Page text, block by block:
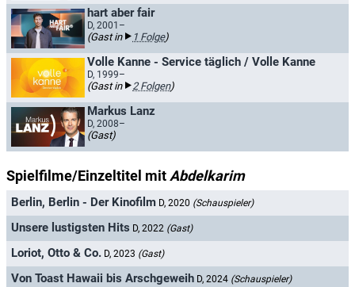
hart aber fair
D, 2001–
(Gast in 1 Folge)
Volle Kanne - Service täglich / Volle Kanne
D, 1999–
(Gast in 2 Folgen)
Markus Lanz
D, 2008–
(Gast)
Spielfilme/Einzeltitel mit Abdelkarim
Berlin, Berlin - Der Kinofilm D, 2020 (Schauspieler)
Unsere lustigsten Hits D, 2022 (Gast)
Loriot, Otto & Co. D, 2023 (Gast)
Von Toast Hawaii bis Arschgeweih D, 2024 (Schauspieler)